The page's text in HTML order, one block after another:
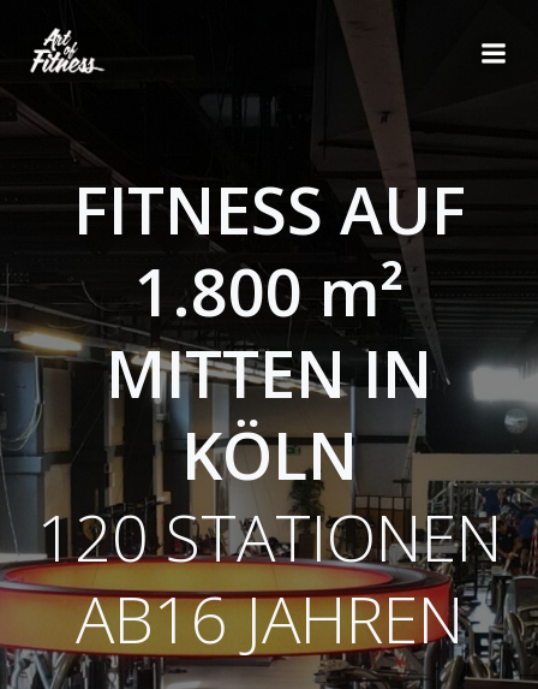
FITNESS AUF
1.800 m²
MITTEN IN
KÖLN
120 STATIONEN
AB16 JAHREN